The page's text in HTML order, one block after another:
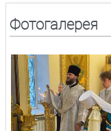
Фотогалерея